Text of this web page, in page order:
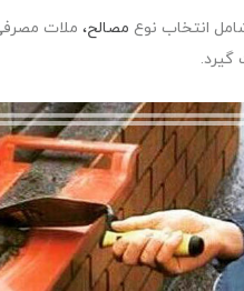
انتخاب نوع مصالح، ملات